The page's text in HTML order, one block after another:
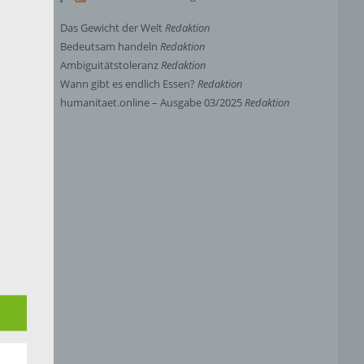
Das Gewicht der Welt Redaktion
Bedeutsam handeln Redaktion
Ambiguitätstoleranz Redaktion
Wann gibt es endlich Essen? Redaktion
humanitaet.online – Ausgabe 03/2025 Redaktion